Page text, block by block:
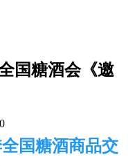
国糖酒会《邀
国糖酒商品交